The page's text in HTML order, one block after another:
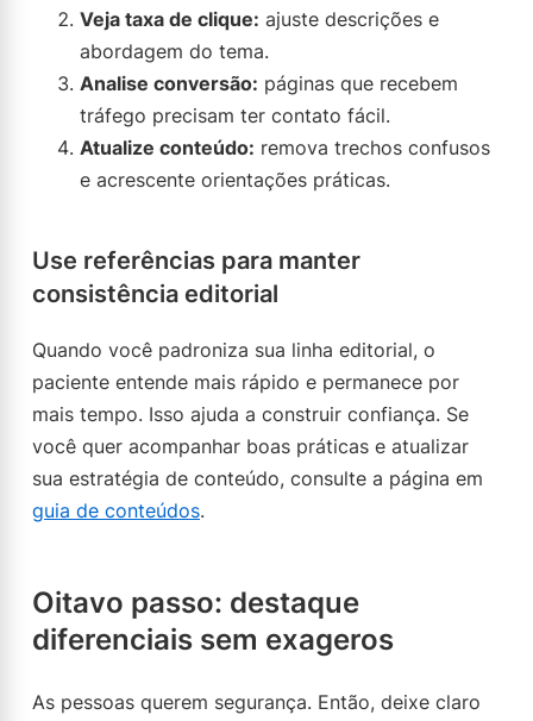
Veja taxa de clique: ajuste descrições e
abordagem do tema.
Analise conversão: páginas que recebem
tráfego precisam ter contato fácil.
Atualize conteúdo: remova trechos confusos
e acrescente orientações práticas.
Use referências para manter
consistência editorial
Quando você padroniza sua linha editorial, o
paciente entende mais rápido e permanece por
mais tempo. Isso ajuda a construir confiança. Se
você quer acompanhar boas práticas e atualizar
sua estratégia de conteúdo, consulte a página em
guia de conteúdos.
Oitavo passo: destaque
diferenciais sem exageros
As pessoas querem segurança. Então, deixe claro